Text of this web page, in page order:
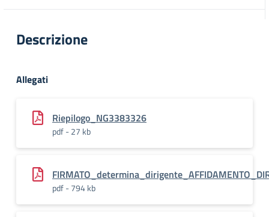
Descrizione
Allegati
Riepilogo_NG3383326
pdf - 27 kb
pdf - 794 kb